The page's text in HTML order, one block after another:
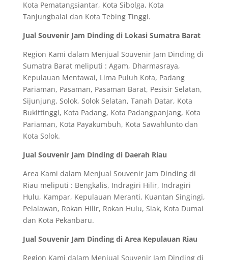
Kota Pematangsiantar, Kota Sibolga, Kota
Tanjungbalai dan Kota Tebing Tinggi.
Jual Souvenir Jam Dinding di Lokasi Sumatra Barat
Region Kami dalam Menjual Souvenir Jam Dinding di
Sumatra Barat meliputi : Agam, Dharmasraya,
Kepulauan Mentawai, Lima Puluh Kota, Padang
Pariaman, Pasaman, Pasaman Barat, Pesisir Selatan,
Sijunjung, Solok, Solok Selatan, Tanah Datar, Kota
Bukittinggi, Kota Padang, Kota Padangpanjang, Kota
Pariaman, Kota Payakumbuh, Kota Sawahlunto dan
Kota Solok.
Jual Souvenir Jam Dinding di Daerah Riau
Area Kami dalam Menjual Souvenir Jam Dinding di
Riau meliputi : Bengkalis, Indragiri Hilir, Indragiri
Hulu, Kampar, Kepulauan Meranti, Kuantan Singingi,
Pelalawan, Rokan Hilir, Rokan Hulu, Siak, Kota Dumai
dan Kota Pekanbaru.
Jual Souvenir Jam Dinding di Area Kepulauan Riau
Region Kami dalam Menjual Souvenir Jam Dinding di